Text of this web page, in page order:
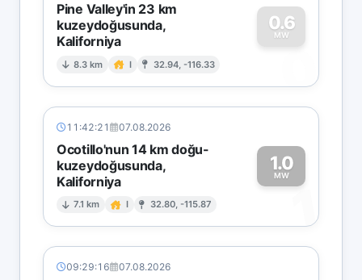
Pine Valley'in 23 km
kuzeydoğusunda,
Kaliforniya
8.3 km I 32.94, -116.33
0.6
MW
0
11:42:21 07.08.2026
Ocotillo'nun 14 km doğu-
kuzeydoğusunda,
Kaliforniya
7.1 km I 32.80, -115.87
1.0
MW
1
09:29:16 07.08.2026